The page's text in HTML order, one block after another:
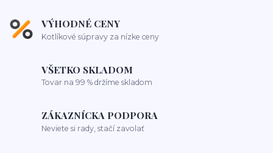
VÝHODNÉ CENY
Kotlíkové súpravy za nízke ceny
VŠETKO SKLADOM
Tovar na 99 % držíme skladom
ZÁKAZNÍCKA PODPORA
Neviete si rady, stačí zavolať